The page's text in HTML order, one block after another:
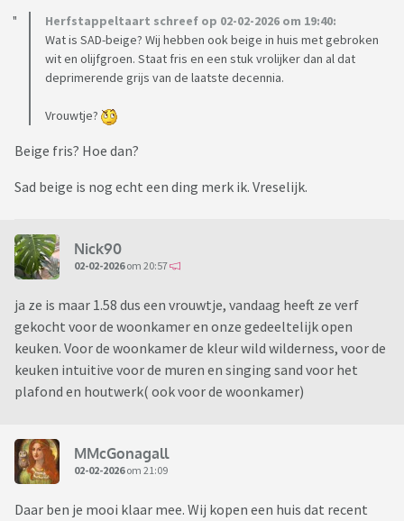
Herfstappeltaart schreef op 02-02-2026 om 19:40:
Wat is SAD-beige? Wij hebben ook beige in huis met gebroken
wit en olijfgroen. Staat fris en een stuk vrolijker dan al dat
deprimerende grijs van de laatste decennia.
Vrouwtje?
Beige fris? Hoe dan?
Sad beige is nog echt een ding merk ik. Vreselijk.
Nick90
02-02-2026om 20:57
ja ze is maar 1.58 dus een vrouwtje, vandaag heeft ze verf
gekocht voor de woonkamer en onze gedeeltelijk open
keuken. Voor de woonkamer de kleur wild wilderness, voor de
keuken intuitive voor de muren en singing sand voor het
plafond en houtwerk( ook voor de woonkamer)
MMcGonagall
02-02-2026om 21:09
Daar ben je mooi klaar mee. Wij kopen een huis dat recent